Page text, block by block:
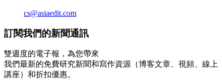
cs@asiaedit.com
訂閱我們的新聞通訊
雙週度的電子報，為您帶來
我們最新的免費研究新聞和寫作資源（博客文章、視頻、線上
講座）和折扣優惠。